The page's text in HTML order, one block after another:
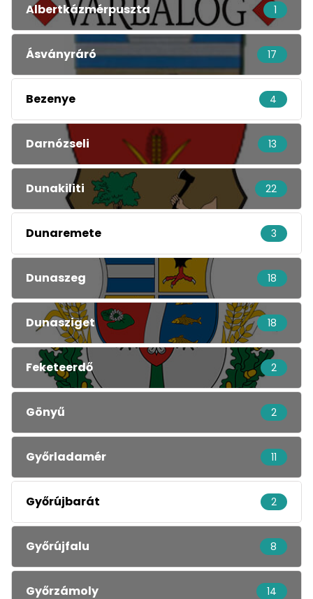
Albertkázmérpuszta 1
Ásványráró 17
Bezenye 4
Darnózseli 13
Dunakiliti 22
Dunaremete 3
Dunaszeg 18
Dunasziget 18
Feketeerdő 2
Gönyű 2
Győrladamér 11
Győrújbarát 2
Győrújfalu 8
Győrzámoly 14